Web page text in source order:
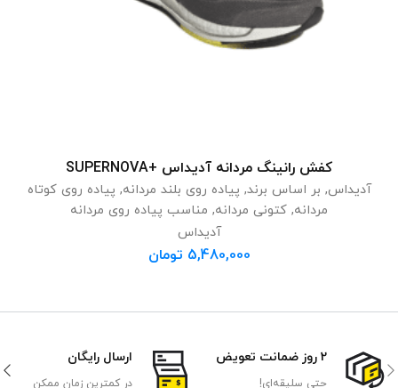
انتخاب گزینه ها
کفش رانینگ مردانه آدیداس +SUPERNOVA
آدیداس, بر اساس برند, پیاده روی بلند مردانه, پیاده روی کوتاه
مردانه, کتونی مردانه, مناسب پیاده روی مردانه
آدیداس
5,480,000 تومان
2 روز ضمانت تعویض
حتی سلیقه‌ای!
ارسال رایگان
در کمترین زمان ممکن